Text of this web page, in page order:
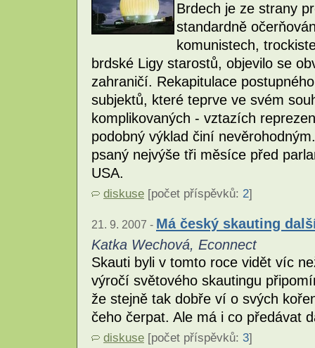
Brdech je ze strany
standardně
komunistech,
brdské Ligy starostů, objevilo se
zahraničí. Rekapitulace
subjektů, které teprve ve svém
komplikovaných - vztazích
podobný výklad činí
psaný nejvýše tři měsíce před
USA.
diskuse [počet příspěvků: 2]
21. 9. 2007 - Má český skauting
Katka Wechová, Econnect
Skauti byli v tomto roce vidět víc
výročí světového skautingu
že stejně tak dobře ví o svých
čeho čerpat. Ale má i co předávat
diskuse [počet příspěvků: 3]